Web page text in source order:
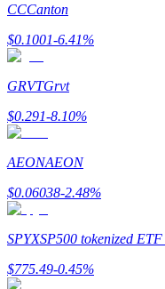
Earn
Power Piggy
Gana recompensas
CCCanton
$0.1001-6.41%
GRVTGrvt
$0.291-8.10%
AEONAEON
$0.06038-2.48%
SPYXSP500 tokenized
$775.49-0.45%